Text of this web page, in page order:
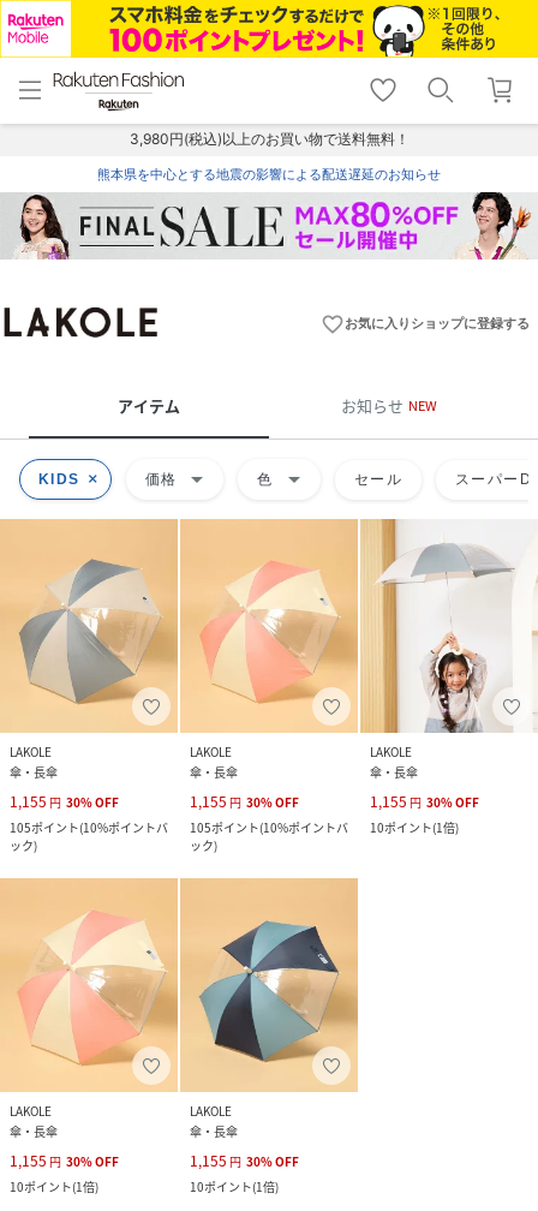
menu home
トップ
shopping_cart lock_outline
ログイン
3,980円(税込)以上のお買い物で送料無料！
熊本県を中心とする地震の影響による配送遅延のお知らせ
favorite_borderお気に入りショップに登録する
アイテム お知らせ NEW
KIDS 価格 arrow_drop_down 色 arrow_drop_down セール スーパー
LAKOLE
傘・長傘
1,155 円 30%OFF
105ポイント(10%ポイントバ
ック)
LAKOLE
傘・長傘
1,155 円 30%OFF
105ポイント(10%ポイントバ
ック)
LAKOLE
傘・長傘
1,155 円 30%OFF
10ポイント(1倍)
LAKOLE
傘・長傘
1,155 円 30%OFF
10ポイント(1倍)
LAKOLE
傘・長傘
1,155 円 30%OFF
10ポイント(1倍)